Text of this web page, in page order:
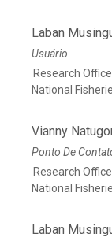
Laban
Usuário
Research
National
Vianny
Ponto De
Research
National
Laban